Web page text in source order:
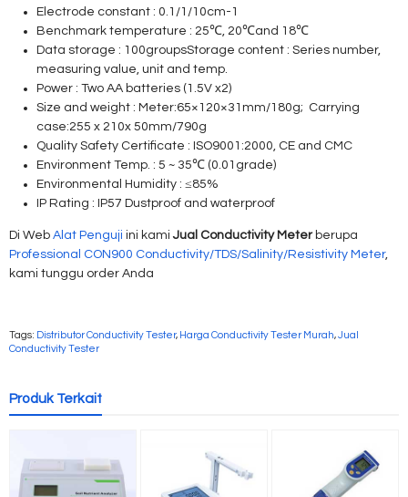
Electrode constant : 0.1/1/10cm-1
Benchmark temperature : 25℃, 20℃and 18℃
Data storage : 100groupsStorage content : Series number,
measuring value, unit and temp.
Power : Two AA batteries (1.5V x2)
Size and weight : Meter:65×120×31mm/180g; Carrying
case:255 x 210x 50mm/790g
Quality Safety Certificate : ISO9001:2000, CE and CMC
Environment Temp. : 5 ~ 35℃ (0.01grade)
Environmental Humidity : ≤85%
IP Rating : IP57 Dustproof and waterproof
Di Web Alat Penguji ini kamiJual Conductivity Meterberupa
Professional CON900 Conductivity/TDS/Salinity/Resistivity Meter,
kami tunggu order Anda
Tags: Distributor Conductivity Tester, Harga Conductivity Tester Murah,Jual
Conductivity Tester
Produk Terkait